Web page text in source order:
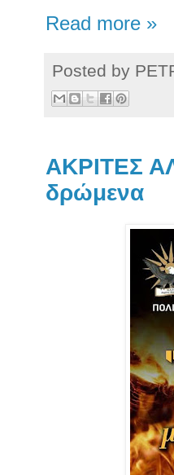
Read more »
Posted by
ΑΚΡΙΤΕΣ
δρώμενα